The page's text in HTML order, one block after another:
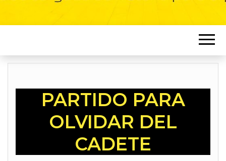
PARTIDO PARA
OLVIDAR DEL
CADETE